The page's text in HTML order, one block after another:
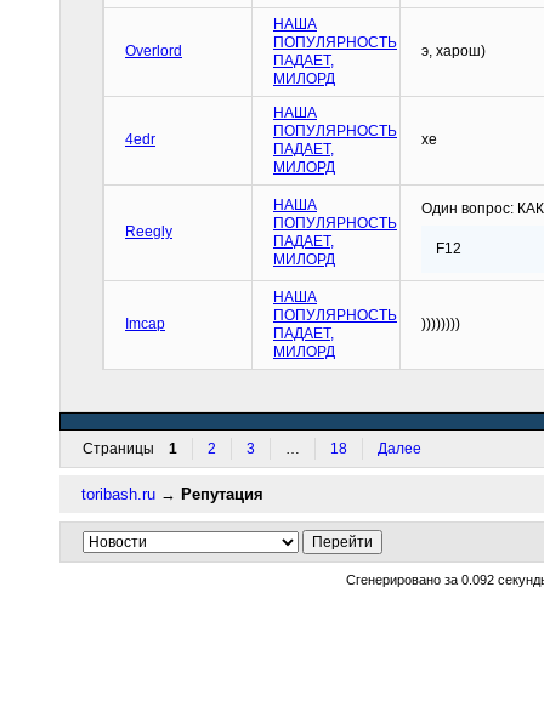
Overlord
НАША
ПОПУЛЯРНОСТЬ
ПАДАЕТ,
МИЛОРД
э, харош)
4edr
НАША
ПОПУЛЯРНОСТЬ
ПАДАЕТ,
МИЛОРД
хе
Reegly
НАША
ПОПУЛЯРНОСТЬ
ПАДАЕТ,
МИЛОРД
Один вопрос:
F12
Imcap
НАША
ПОПУЛЯРНОСТЬ
ПАДАЕТ,
МИЛОРД
))))))))
Страницы 1 2 3 18 Далее
toribash.ru → Репутация
Сгенерировано за 0.092